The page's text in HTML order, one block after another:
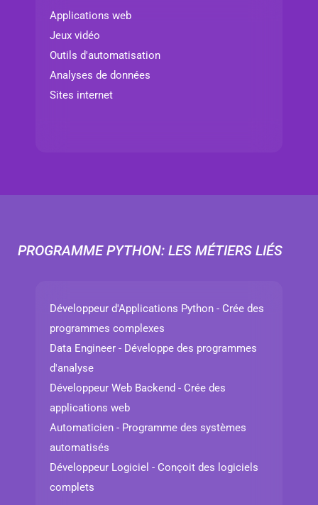
Applications web
Jeux vidéo
Outils d'automatisation
Analyses de données
Sites internet
PROGRAMME PYTHON: LES MÉTIERS LIÉS
Développeur d'Applications Python - Crée des
programmes complexes
Data Engineer - Développe des programmes
d'analyse
Développeur Web Backend - Crée des
applications web
Automaticien - Programme des systèmes
automatisés
Développeur Logiciel - Conçoit des logiciels
complets